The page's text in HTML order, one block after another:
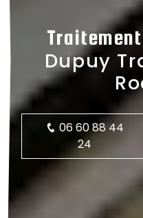
Dupuy
06 60 88 44
24